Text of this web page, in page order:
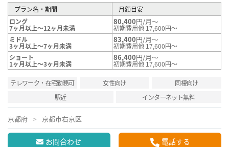
プラン名・期間
月額目安
ロング
7ヶ月以上～12ヶ月未満
80,400円/月～
初期費用他 17,600円～
ミドル
3ヶ月以上～7ヶ月未満
83,400円/月～
初期費用他 17,600円～
ショート
1ヶ月以上～3ヶ月未満
86,400円/月～
初期費用他 17,600円～
テレワーク・在宅勤務可 女性向け
同棲向け
駅近
インターネット無料
京都府 京都市右京区
お問合わせ 電話する